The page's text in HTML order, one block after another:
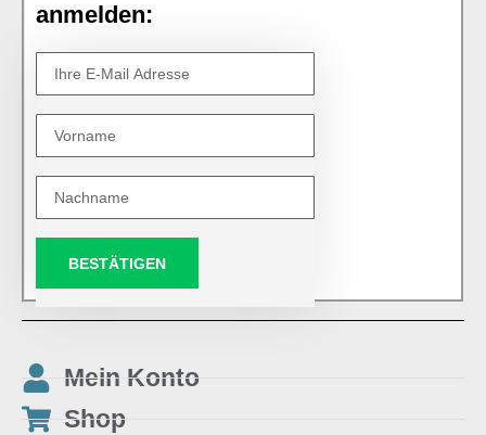
anmelden:
BESTÄTIGEN
Mein Konto
Shop